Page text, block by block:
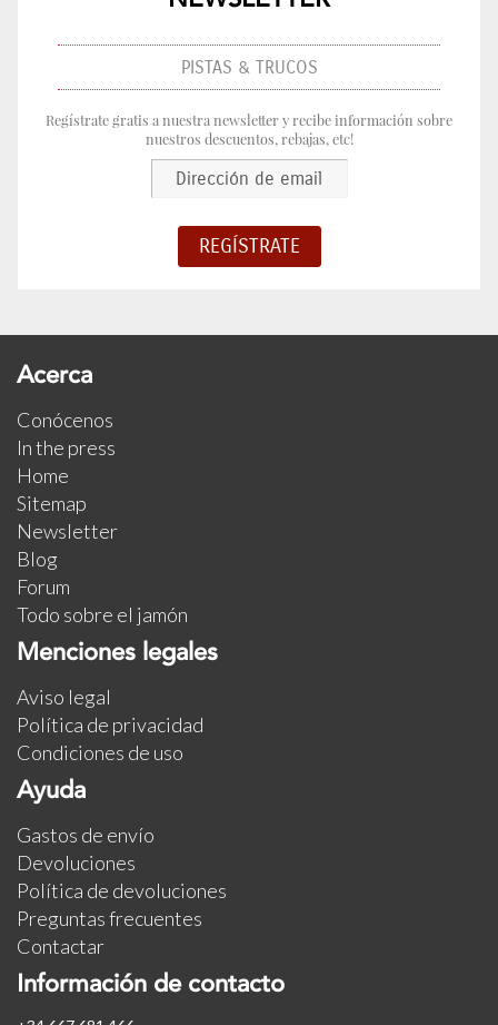
PISTAS & TRUCOS
Regístrate gratis a nuestra newsletter y recibe información sobre
nuestros descuentos, rebajas, etc!
Acerca
Conócenos
In the press
Home
Sitemap
Newsletter
Blog
Forum
Todo sobre el jamón
Menciones legales
Aviso legal
Política de privacidad
Condiciones de uso
Ayuda
Gastos de envío
Devoluciones
Política de devoluciones
Preguntas frecuentes
Contactar
Información de contacto